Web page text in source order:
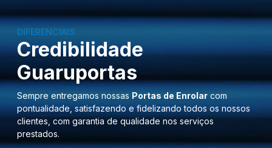
DIFERENCIAIS
Credibilidade
Guaruportas
Sempre entregamos nossas Portas de Enrolar com
pontualidade, satisfazendo e fidelizando todos os nossos
clientes, com garantia de qualidade nos serviços
prestados.